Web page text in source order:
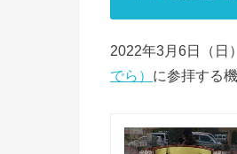
2022年3月6日（日
でら） に参拝する